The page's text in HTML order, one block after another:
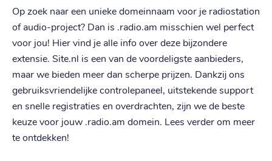
Op zoek naar een unieke domeinnaam voor je radiostation
of audio-project? Dan is .radio.am misschien wel perfect
voor jou! Hier vind je alle info over deze bijzondere
extensie. Site.nl is een van de voordeligste aanbieders,
maar we bieden meer dan scherpe prijzen. Dankzij ons
gebruiksvriendelijke controlepaneel, uitstekende support
en snelle registraties en overdrachten, zijn we de beste
keuze voor jouw .radio.am domein. Lees verder om meer
te ontdekken!